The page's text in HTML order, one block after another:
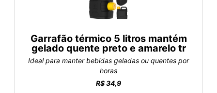
Garrafão térmico 5 litros mantém
gelado quente preto e amarelo tr
Ideal para manter bebidas geladas ou quentes por
horas
R$ 34,9